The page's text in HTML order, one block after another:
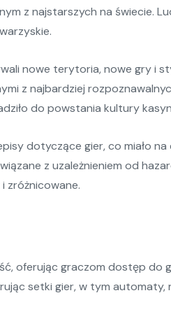
z najstarszych na świecie.
nowe terytoria, nowe gry i
z najbardziej
do powstania kultury
dotyczące gier, co miało na
z uzależnieniem od
zróżnicowane.
oferując graczom dostęp do
setki gier, w tym automaty,